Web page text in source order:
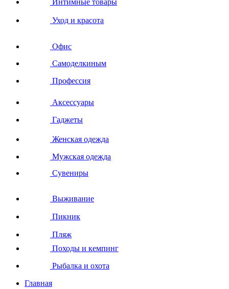
Интимные товары
Уход и красота
Офис
Самоделкиным
Профессия
Аксессуары
Гаджеты
Женская одежда
Мужская одежда
Сувениры
Выживание
Пикник
Пляж
Походы и кемпинг
Рыбалка и охота
Главная